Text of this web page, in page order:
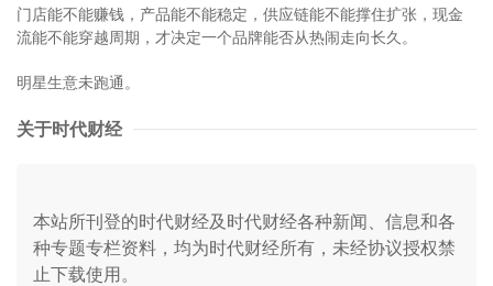
门店能不能赚钱，产品能不能稳定，供应链能不能撑住扩张，现金
流能不能穿越周期，才决定一个品牌能否从热闹走向长久。
明星生意未跑通。
关于时代财经
本站所刊登的时代财经及时代财经各种新闻、信息和各
种专题专栏资料，均为时代财经所有，未经协议授权禁
止下载使用。